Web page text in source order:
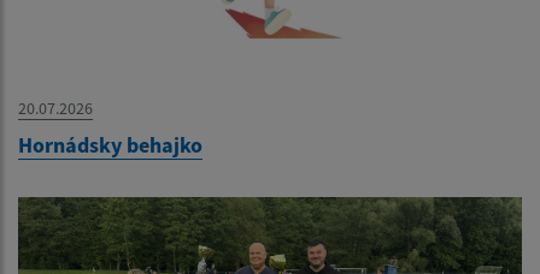
20.07.2026
Hornádsky behajko